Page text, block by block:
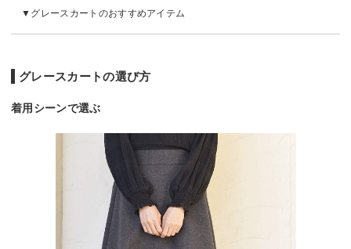
グレースカートのおすすめアイテム
グレースカートの選び方
着用シーンで選ぶ